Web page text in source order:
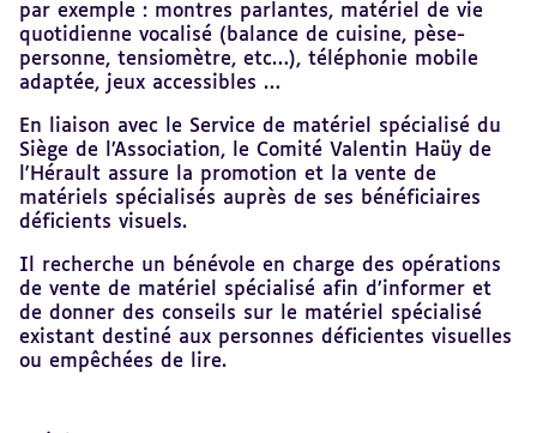
par exemple : montres parlantes, matériel de vie
quotidienne vocalisé (balance de cuisine, pèse-
personne, tensiomètre, etc…), téléphonie mobile
adaptée, jeux accessibles …
En liaison avec le Service de matériel spécialisé du
Siège de l’Association, le Comité Valentin Haüy de
l'Hérault assure la promotion et la vente de
matériels spécialisés auprès de ses bénéficiaires
déficients visuels.
Il recherche un bénévole en charge des opérations
de vente de matériel spécialisé afin d’informer et
de donner des conseils sur le matériel spécialisé
existant destiné aux personnes déficientes visuelles
ou empêchées de lire.